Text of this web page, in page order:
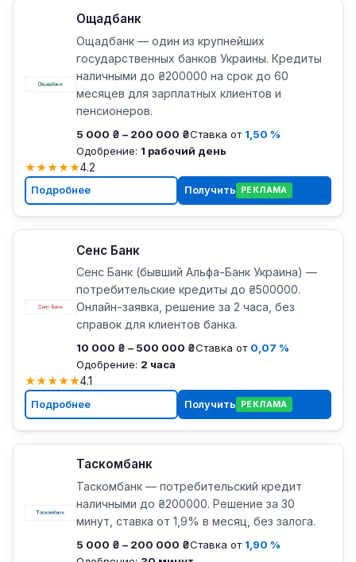
Ощадбанк
Ощадбанк — один из крупнейших
государственных банков Украины. Кредиты
наличными до ₴200000 на срок до 60
месяцев для зарплатных клиентов и
пенсионеров.
5 000 ₴ – 200 000 ₴Ставка от 1,50 %
Одобрение: 1 рабочий день
★★★★★4.2
Подробнее Получить РЕКЛАМА
Сенс Банк
Сенс Банк (бывший Альфа-Банк Украина) —
потребительские кредиты до ₴500000.
Онлайн-заявка, решение за 2 часа, без
справок для клиентов банка.
10 000 ₴ – 500 000 ₴Ставка от 0,07 %
Одобрение: 2 часа
★★★★★4.1
Подробнее Получить РЕКЛАМА
Таскомбанк
Таскомбанк — потребительский кредит
наличными до ₴200000. Решение за 30
минут, ставка от 1,9% в месяц, без залога.
5 000 ₴ – 200 000 ₴Ставка от 1,90 %